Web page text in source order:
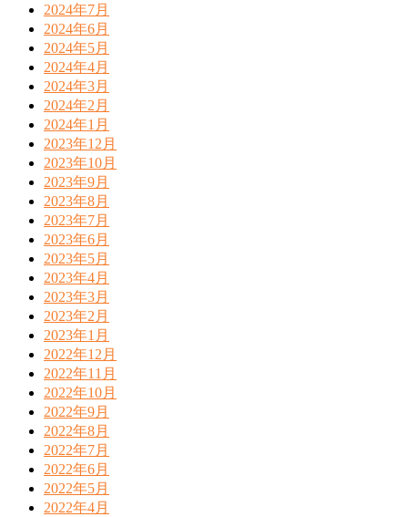
2024年7月
2024年6月
2024年5月
2024年4月
2024年3月
2024年2月
2024年1月
2023年12月
2023年10月
2023年9月
2023年8月
2023年7月
2023年6月
2023年5月
2023年4月
2023年3月
2023年2月
2023年1月
2022年12月
2022年11月
2022年10月
2022年9月
2022年8月
2022年7月
2022年6月
2022年5月
2022年4月